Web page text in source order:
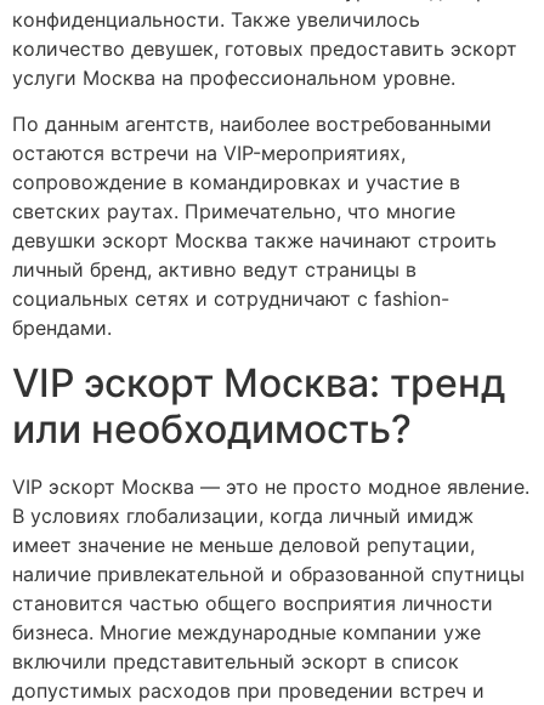
конфиденциальности. Также увеличилось
количество девушек, готовых предоставить эскорт
услуги Москва на профессиональном уровне.
По данным агентств, наиболее востребованными
остаются встречи на VIP-мероприятиях,
сопровождение в командировках и участие в
светских раутах. Примечательно, что многие
девушки эскорт Москва также начинают строить
личный бренд, активно ведут страницы в
социальных сетях и сотрудничают с fashion-
брендами.
VIP эскорт Москва: тренд
или необходимость?
VIP эскорт Москва — это не просто модное явление.
В условиях глобализации, когда личный имидж
имеет значение не меньше деловой репутации,
наличие привлекательной и образованной спутницы
становится частью общего восприятия личности
бизнеса. Многие международные компании уже
включили представительный эскорт в список
допустимых расходов при проведении встреч и